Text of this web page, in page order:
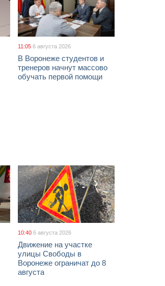
11:05 6 августа 2026
В Воронеже студентов и
тренеров начнут массово
обучать первой помощи
10:40 6 августа 2026
Движение на участке
улицы Свободы в
Воронеже ограничат до 8
августа